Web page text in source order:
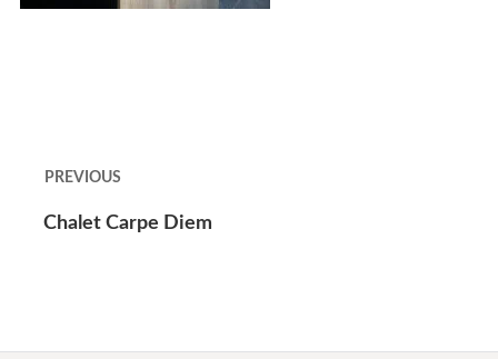
PREVIOUS
Chalet Carpe Diem